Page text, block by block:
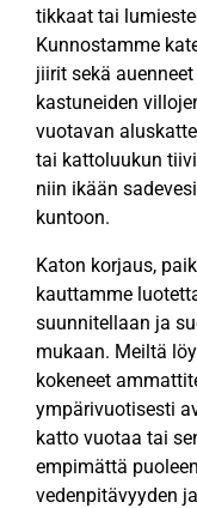
tikkaat tai
Kunnostamme
jiirit sekä
kastuneiden
vuotavan
tai kattoluukun
niin ikään
kuntoon.
Katon korjaus,
kauttamme
suunnitellaan ja
mukaan. Meiltä
kokeneet
ympärivuotisesti
katto vuotaa tai
empimättä
vedenpitävyyden